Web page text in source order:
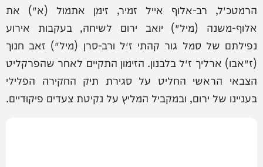
הרמטכ״ל, רב-אלוף אייל זמיר, זימן אתמול (א׳) את
אלוף-משנה (מיל׳) יואב ירום לשיחה, בעקבות אירוע
נפילתם של סמל גור קהתי ז״ל ורב-סרן (מיל׳) זאב חנוך
(ז׳אבו) ארליך ז״ל בלבנון. הזימון התקיים לאחר שהפרקליט
הצבאי הראשי החליט על סגירת תיק החקירה הפלילי
בעניינו של ירום, ובמקביל המליץ על נקיטת צעדים פיקודיים.